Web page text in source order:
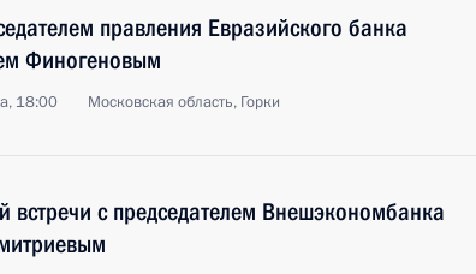
правления Евразийского банка
Финогеновым
18:00 Московская область, Горки
встречи с председателем Внешэкономбанка